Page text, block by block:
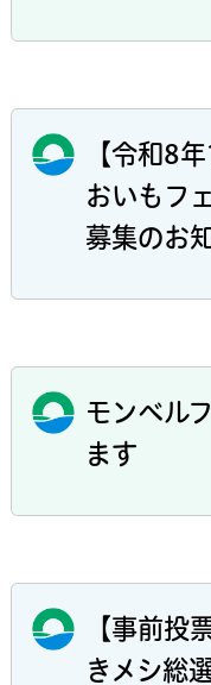
【令和8
おいもフ
募集のお
モンベル
ます
【事前投
きメシ総